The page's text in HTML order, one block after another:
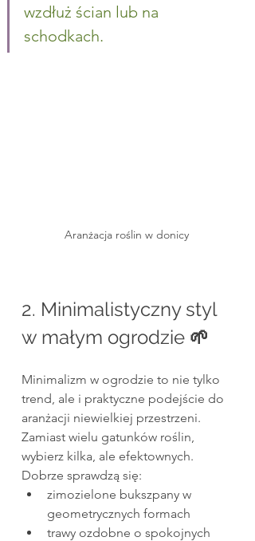
wzdłuż ścian lub na
schodkach.
Aranżacja roślin w donicy
2. Minimalistyczny styl
w małym ogrodzie 🌱
Minimalizm w ogrodzie to nie tylko
trend, ale i praktyczne podejście do
aranżacji niewielkiej przestrzeni.
Zamiast wielu gatunków roślin,
wybierz kilka, ale efektownych.
Dobrze sprawdzą się:
zimozielone bukszpany w
geometrycznych formach
trawy ozdobne o spokojnych